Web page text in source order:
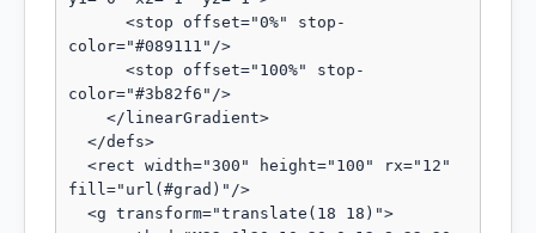
color="#089111"/>
color="#3b82f6"/>
fill="url(#grad)"/>